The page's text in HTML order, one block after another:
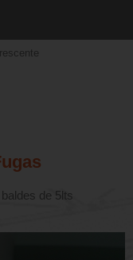
de 5lts